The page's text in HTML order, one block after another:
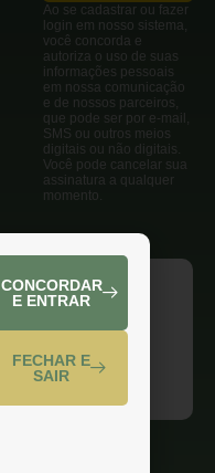
Ao se cadastrar ou fazer
login em nosso sistema,
você concorda e
autoriza o uso de suas
informações pessoais
em nossa comunicação
e de nossos parceiros,
que pode ser por e-mail,
SMS ou outros meios
digitais ou não digitais.
Você pode cancelar sua
assinatura a qualquer
momento.
CONCORDAR
E ENTRAR
FECHAR E
SAIR